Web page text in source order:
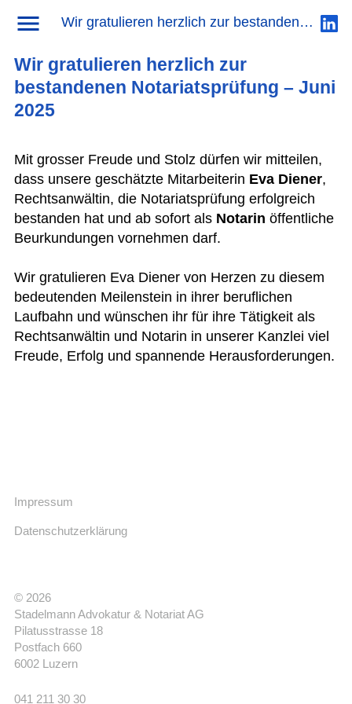
Wir gratulieren herzlich zur bestandenen Notariatsprüfung – Juni 2025
News → Wir gratulieren herzlich zur bestandenen Notariatsprüfung – Juni 2025
Wir gratulieren herzlich zur
bestandenen Notariatsprüfung – Juni
2025
Mit grosser Freude und Stolz dürfen wir mitteilen,
dass unsere geschätzte Mitarbeiterin Eva Diener,
Rechtsanwältin, die Notariatsprüfung erfolgreich
bestanden hat und ab sofort als Notarin öffentliche
Beurkundungen vornehmen darf.
Wir gratulieren Eva Diener von Herzen zu diesem
bedeutenden Meilenstein in ihrer beruflichen
Laufbahn und wünschen ihr für ihre Tätigkeit als
Rechtsanwältin und Notarin in unserer Kanzlei viel
Freude, Erfolg und spannende Herausforderungen.
© 2026
Stadelmann Advokatur & Notariat AG
Pilatusstrasse 18
Postfach 660
6002 Luzern
041 211 30 30
Impressum
Datenschutzerklärung